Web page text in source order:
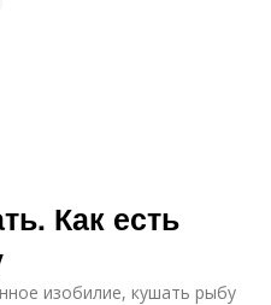
Как есть
изобилие, кушать рыбу